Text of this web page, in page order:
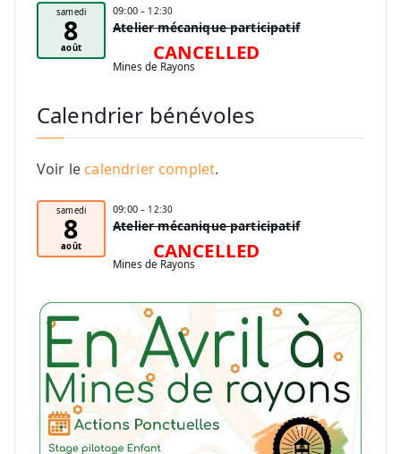
samedi
8
août
09:00 – 12:30
Atelier mécanique participatif
CANCELLED
Mines de Rayons
Calendrier bénévoles
Voir le calendrier complet.
samedi
8
août
09:00 – 12:30
Atelier mécanique participatif
CANCELLED
Mines de Rayons